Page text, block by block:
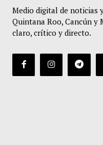
Medio digital de noticias
Quintana Roo, Cancún y
claro, crítico y directo.